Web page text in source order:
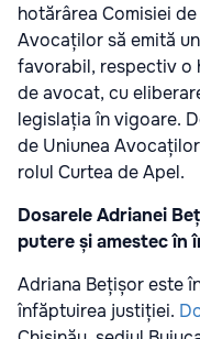
hotărârea Comisiei
Avocaților să emită
favorabil, respectiv o
de avocat, cu
legislația în vigoare.
de Uniunea
rolul Curtea de Apel.
Dosarele Adrianei
putere și amestec în
Adriana Bețișor este
înfăptuirea justiției.